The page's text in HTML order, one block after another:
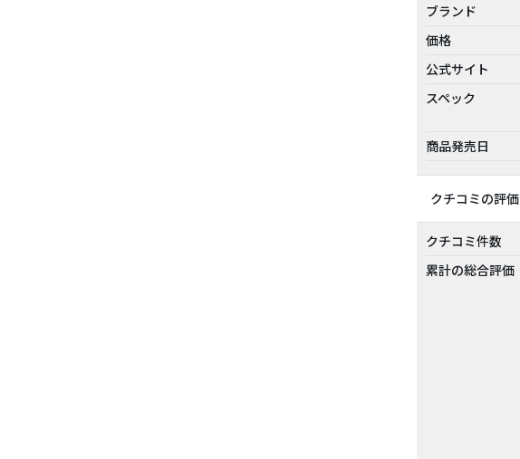
ブランド
価格
公式サイト
スペック
商品発売日
クチコミの評価
クチコミ件数
累計の総合評価